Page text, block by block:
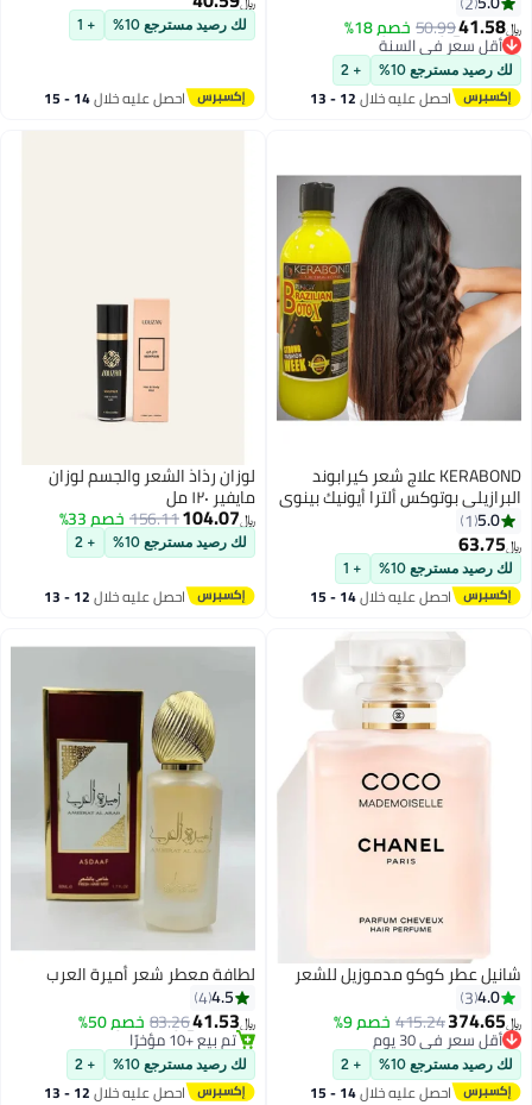
﷼‏41.58
50.99خصم 18% #27 في رذاذ الشعر
أقل سعر في السنة
#27 في رذاذ الشعر
لك رصيد مسترجع 10% + 2
احصل عليه خلال 12 - 13
200 جرام / 7 أونصة سائلة
لك رصيد مسترجع 10% + 1
احصل عليه خلال 14 - 15
KERABOND علاج شعر كيرابوند
البرازيلي بوتوكس ألترا أيونيك بينوي
القوي لصيحات الموضة
5.0
1
﷼‏63.75
لك رصيد مسترجع 10% + 1
احصل عليه خلال 14 - 15
لوزان رذاذ الشعر والجسم لوزان
مايفير ١٢٠ مل
﷼‏104.07
156.11خصم 33%
لك رصيد مسترجع 10% + 2
احصل عليه خلال 12 - 13
شانيل عطر كوكو مدموزيل للشعر
4.0
3
﷼‏374.65
415.24خصم 9%
أقل سعر في 30 يوم
أقل سعر في 30 يوم
لك رصيد مسترجع 10% + 2
احصل عليه خلال 14 - 15
لطافة معطر شعر أميرة العرب
4.5
4
﷼‏41.53
83.26خصم 50% #23 في رذاذ الشعر
تم بيع +10 مؤخرًا
#23 في رذاذ الشعر
لك رصيد مسترجع 10% + 2
احصل عليه خلال 12 - 13